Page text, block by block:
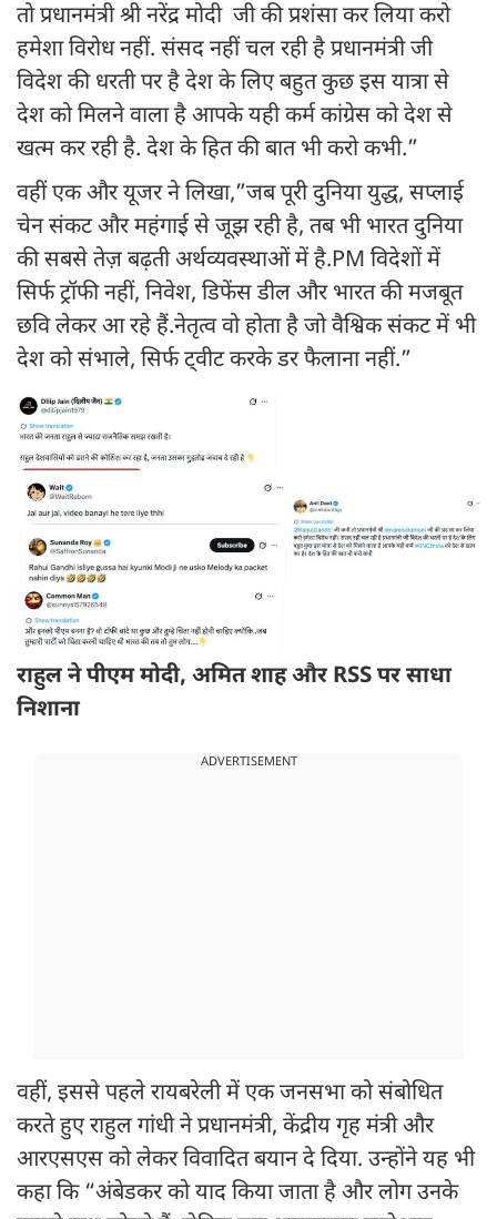
तो प्रधानमंत्री श्री नरेंद्र मोदी जी की प्रशंसा कर लिया करो
हमेशा विरोध नहीं. संसद नहीं चल रही है प्रधानमंत्री जी
विदेश की धरती पर है देश के लिए बहुत कुछ इस यात्रा से
देश को मिलने वाला है आपके यही कर्म कांग्रेस को देश से
खत्म कर रही है. देश के हित की बात भी करो कभी.”
वहीं एक और यूजर ने लिखा,”जब पूरी दुनिया युद्ध, सप्लाई
चेन संकट और महंगाई से जूझ रही है, तब भी भारत दुनिया
की सबसे तेज़ बढ़ती अर्थव्यवस्थाओं में है.PM विदेशों में
सिर्फ ट्रॉफी नहीं, निवेश, डिफेंस डील और भारत की मजबूत
छवि लेकर आ रहे हैं.नेतृत्व वो होता है जो वैश्विक संकट में भी
देश को संभाले, सिर्फ ट्वीट करके डर फैलाना नहीं.”
राहुल ने पीएम मोदी, अमित शाह और RSS पर साधा
निशाना
ADVERTISEMENT
वहीं, इससे पहले रायबरेली में एक जनसभा को संबोधित
करते हुए राहुल गांधी ने प्रधानमंत्री, केंद्रीय गृह मंत्री और
आरएसएस को लेकर विवादित बयान दे दिया. उन्होंने यह भी
कहा कि “अंबेडकर को याद किया जाता है और लोग उनके